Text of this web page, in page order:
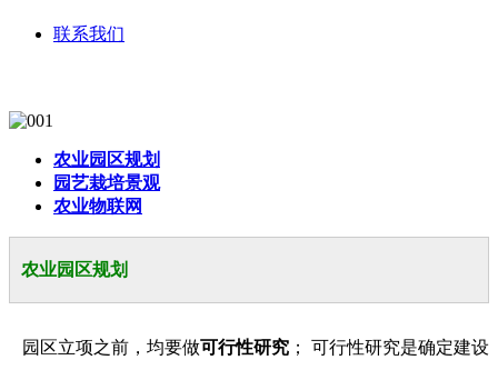
联系我们
农业园区规划
园艺栽培景观
农业物联网
农业园区规划
园区立项之前，均要做可行性研究 ； 可行性研究是确定建设